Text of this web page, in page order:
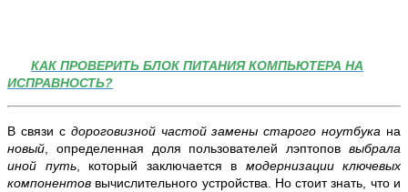
КАК ПРОВЕРИТЬ БЛОК ПИТАНИЯ КОМПЬЮТЕРА НА
ИСПРАВНОСТЬ?
В связи с дороговизной частой замены старого ноутбука на
новый, определенная доля пользователей лэптопов выбрала
иной путь, который заключается в модернизации ключевых
компонентов вычислительного устройства. Но стоит знать, что и